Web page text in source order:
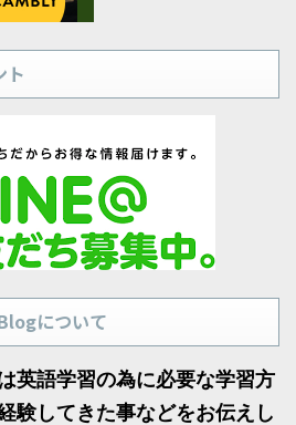
ト
について
英語学習の為に必要な学習方
験してきた事などをお伝えし